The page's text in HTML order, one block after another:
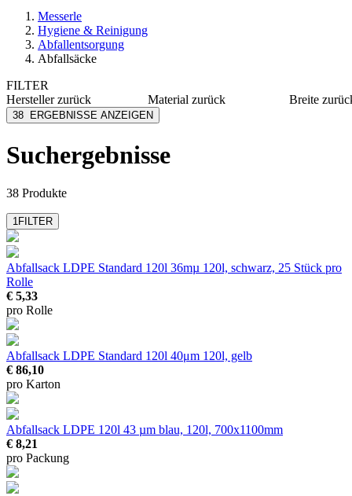
Messerle
Hygiene & Reinigung
Abfallentsorgung
Abfallsäcke
FILTER
Herstellerzurück
Candola
M Pack
MESSERLE
mehr anzeigen
Material zurück
Papier
Breite
38 ERGEBNISSE ANZEIGEN
Suchergebnisse
38 Produkte
1FILTER
Abfallsack LDPE Standard 120l 36mµ 120l, schwarz, 25 Stück pro
Rolle
€ 5,33
pro Rolle
Abfallsack LDPE Standard 120l 40μm 120l, gelb
€ 86,10
pro Karton
Abfallsack LDPE 120l 43 µm blau, 120l, 700x1100mm
€ 8,21
pro Packung